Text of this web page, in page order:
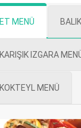
ET MENÜ
KARIŞIK IZGARA
KOKTEYL MENÜ